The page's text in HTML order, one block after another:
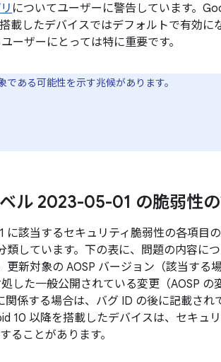
についてユーザーに警告しています。
載したデバイスではデフォルトで有効に
ーザーにとっては特に重要です。
ある可能性を示す兆候があります。
ル 2023-05-01 の脆弱性
該当するセキュリティ脆弱性の各項目
しています。下の表に、問題の内容に
更新対象の AOSP バージョン（該当する
した一般公開されている変更（AOSP の
関係する場合は、バグ ID の後に記載さ
10 以降を搭載したデバイスは、セキュ
ることがあります。